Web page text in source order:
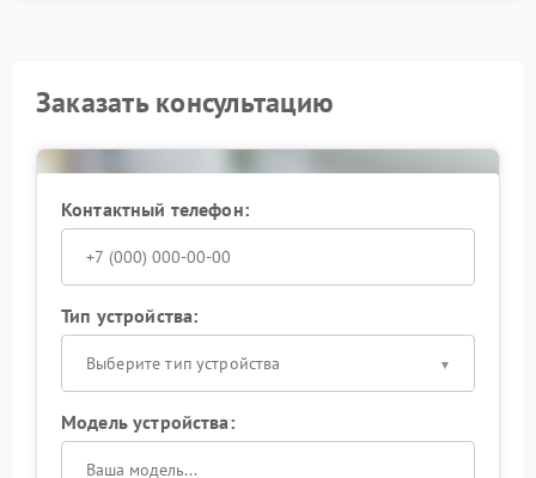
Заказать консультацию
Контактный телефон:
Тип устройства:
Выберите тип устройства
Модель устройства: